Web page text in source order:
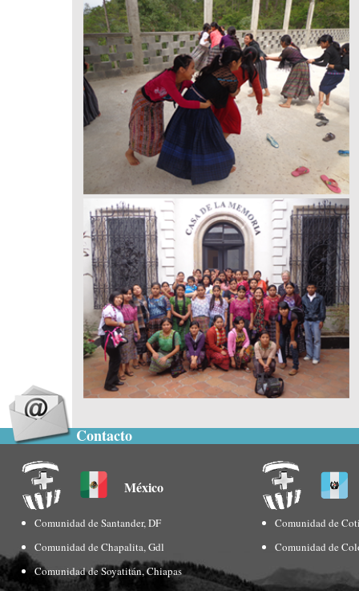
Contacto
México
Comunidad de Santander, DF
Comunidad de Chapalita, Gdl
Comunidad de Soyatitán, Chiapas
Comunidad de
Comunidad de